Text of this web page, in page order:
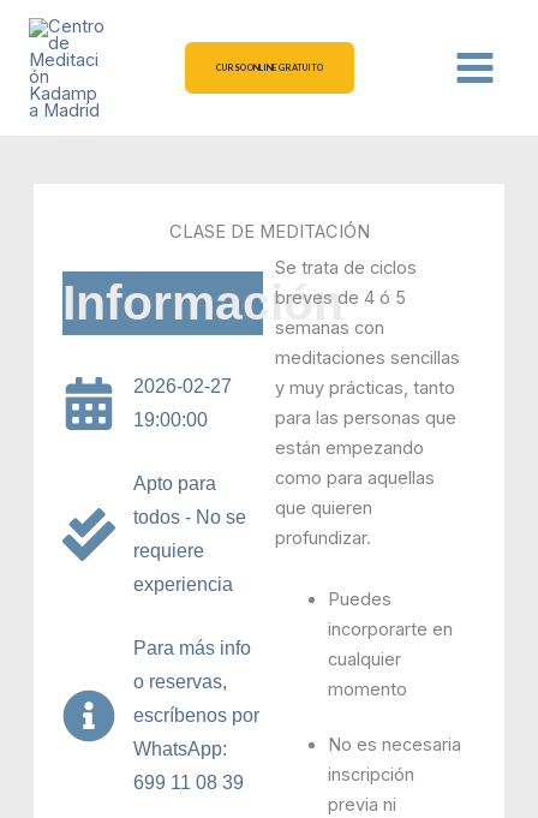
contenido
CURSO ONLINE GRATUITO
CLASE DE MEDITACIÓN
Información
2026-02-27
19:00:00
Apto para
todos - No se
requiere
experiencia
Para más info
o reservas,
escríbenos por
WhatsApp:
699 11 08 39
Se trata de ciclos
breves de 4 ó 5
semanas con
meditaciones sencillas
y muy prácticas, tanto
para las personas que
están empezando
como para aquellas
que quieren
profundizar.
Puedes
incorporarte en
cualquier
momento
No es necesaria
inscripción
previa ni